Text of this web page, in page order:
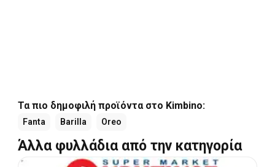
Τα πιο δημοφιλή προϊόντα στο Kimbino:
Fanta Barilla Oreo
Άλλα φυλλάδια από την κατηγορία